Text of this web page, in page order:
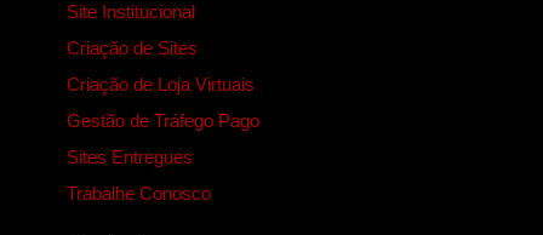
Site Institucional
Criação de Sites
Criação de Loja Virtuais
Gestão de Tráfego Pago
Sites Entregues
Trabalhe Conosco